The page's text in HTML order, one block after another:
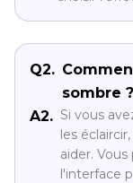
Q2.
sombre ?
A2. Si vous
les
aider.
l'interface